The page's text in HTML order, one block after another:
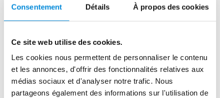
Consentement Détails À propos des cookies
Ce site web utilise des cookies.
Les cookies nous permettent de personnaliser le contenu
et les annonces, d'offrir des fonctionnalités relatives aux
médias sociaux et d'analyser notre trafic. Nous
partageons également des informations sur l'utilisation de
besoin de toucher et d’expérimenter.
Organisez une petite exposition à la
fin de la séance pour mettre en valeur
leurs œuvres.